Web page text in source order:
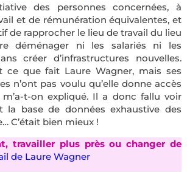
des personnes concernées, à
et de rémunération équivalentes, et
de rapprocher le lieu de travail du lieu
déménager ni les salariés ni les
créer d’infrastructures nouvelles.
ce que fait Laure Wagner, mais ses
n’ont pas voulu qu’elle donne accès
t-on expliqué. Il a donc fallu voir
la base de données exhaustive des
C’était bien mieux !
travailler plus près ou changer de
de Laure Wagner